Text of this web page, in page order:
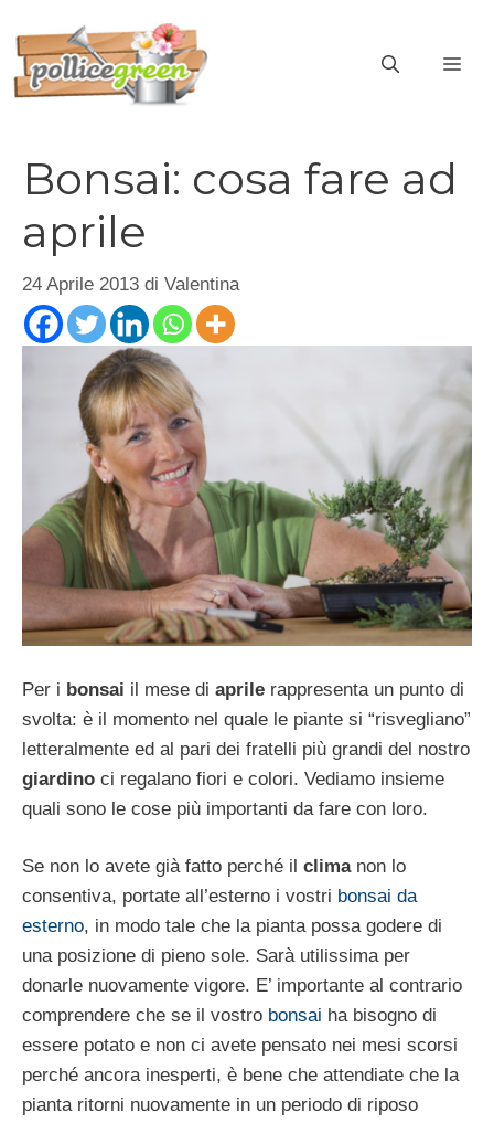
contenuto
Bonsai: cosa fare ad
aprile
24 Aprile 2013 di Valentina
Per i bonsai il mese di aprile rappresenta un punto di
svolta: è il momento nel quale le piante si “risvegliano”
letteralmente ed al pari dei fratelli più grandi del nostro
giardino ci regalano fiori e colori. Vediamo insieme
quali sono le cose più importanti da fare con loro.
Se non lo avete già fatto perché il climanon lo
consentiva, portate all’esterno i vostri bonsai da
esterno, in modo tale che la pianta possa godere di
una posizione di pieno sole. Sarà utilissima per
donarle nuovamente vigore. E’ importante al contrario
comprendere che se il vostro bonsai ha bisogno di
essere potato e non ci avete pensato nei mesi scorsi
perché ancora inesperti, è bene che attendiate che la
pianta ritorni nuovamente in un periodo di riposo